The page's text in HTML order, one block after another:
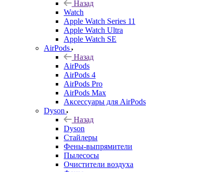
Назад
Watch
Apple Watch Series 11
Apple Watch Ultra
Apple Watch SE
AirPods
Назад
AirPods
AirPods 4
AirPods Pro
AirPods Max
Аксессуары для AirPods
Dyson
Назад
Dyson
Стайлеры
Фены-выпрямители
Пылесосы
Очистители воздуха